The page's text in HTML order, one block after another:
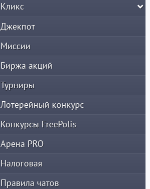
Кликс
Джекпот
Миссии
Биржа акций
Турниры
Лотерейный конкурс
Конкурсы FreePolis
Арена PRO
Налоговая
Правила чатов